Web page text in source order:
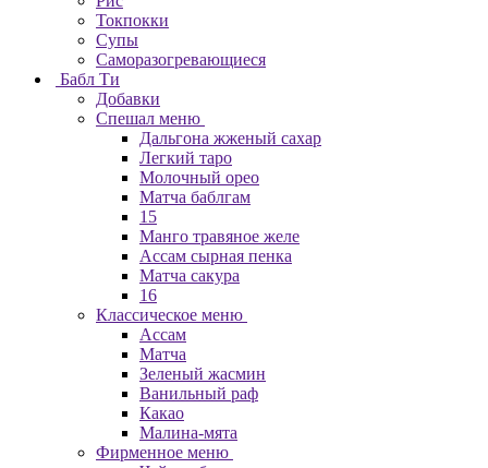
Токпокки
Супы
Саморазогревающиеся
Бабл Ти
Добавки
Спешал меню
Дальгона жженый сахар
Легкий таро
Молочный орео
Матча баблгам
15
Манго травяное желе
Ассам сырная пенка
Матча сакура
16
Классическое меню
Ассам
Матча
Зеленый жасмин
Ванильный раф
Какао
Малина-мята
Фирменное меню